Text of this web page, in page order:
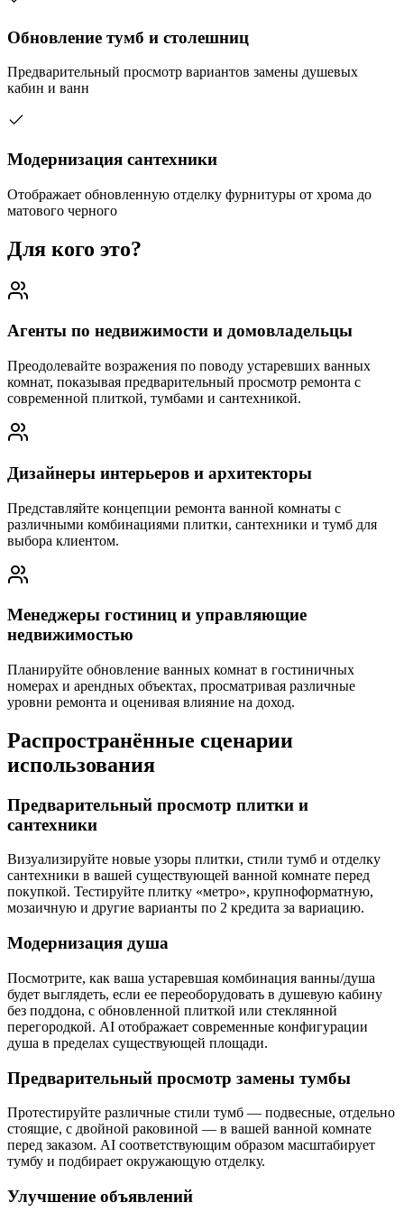
Обновление тумб и столешниц
Предварительный просмотр вариантов замены душевых
кабин и ванн
Модернизация сантехники
Отображает обновленную отделку фурнитуры от хрома до
матового черного
Для кого это?
Агенты по недвижимости и домовладельцы
Преодолевайте возражения по поводу устаревших ванных
комнат, показывая предварительный просмотр ремонта с
современной плиткой, тумбами и сантехникой.
Дизайнеры интерьеров и архитекторы
Представляйте концепции ремонта ванной комнаты с
различными комбинациями плитки, сантехники и тумб для
выбора клиентом.
Менеджеры гостиниц и управляющие
недвижимостью
Планируйте обновление ванных комнат в гостиничных
номерах и арендных объектах, просматривая различные
уровни ремонта и оценивая влияние на доход.
Распространённые сценарии
использования
Предварительный просмотр плитки и
сантехники
Визуализируйте новые узоры плитки, стили тумб и отделку
сантехники в вашей существующей ванной комнате перед
покупкой. Тестируйте плитку «метро», крупноформатную,
мозаичную и другие варианты по 2 кредита за вариацию.
Модернизация душа
Посмотрите, как ваша устаревшая комбинация ванны/душа
будет выглядеть, если ее переоборудовать в душевую кабину
без поддона, с обновленной плиткой или стеклянной
перегородкой. AI отображает современные конфигурации
душа в пределах существующей площади.
Предварительный просмотр замены тумбы
Протестируйте различные стили тумб — подвесные, отдельно
стоящие, с двойной раковиной — в вашей ванной комнате
перед заказом. AI соответствующим образом масштабирует
тумбу и подбирает окружающую отделку.
Улучшение объявлений